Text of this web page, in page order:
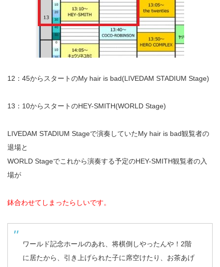
12：45からスタートのMy hair is bad(LIVEDAM STADIUM Stage)
13：10からスタートのHEY-SMITH(WORLD Stage)
LIVEDAM STADIUM Stageで演奏していたMy hair is bad観覧者の
退場と
WORLD Stageでこれから演奏する予定のHEY-SMITH観覧者の入
場が
鉢合わせてしまったらしいです。
ワールド記念ホールのあれ、将棋倒しやったんや！2階
に居たから、引き上げられた子に席空けたり、お茶あげ